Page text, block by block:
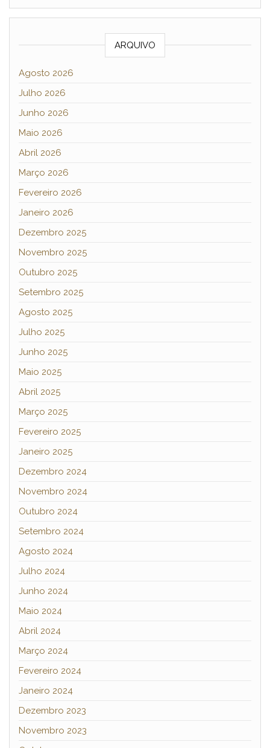
ARQUIVO
Agosto 2026
Julho 2026
Junho 2026
Maio 2026
Abril 2026
Março 2026
Fevereiro 2026
Janeiro 2026
Dezembro 2025
Novembro 2025
Outubro 2025
Setembro 2025
Agosto 2025
Julho 2025
Junho 2025
Maio 2025
Abril 2025
Março 2025
Fevereiro 2025
Janeiro 2025
Dezembro 2024
Novembro 2024
Outubro 2024
Setembro 2024
Agosto 2024
Julho 2024
Junho 2024
Maio 2024
Abril 2024
Março 2024
Fevereiro 2024
Janeiro 2024
Dezembro 2023
Novembro 2023